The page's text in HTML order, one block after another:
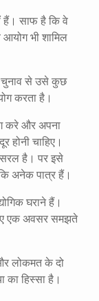
हैं। साफ है कि वे
आयोग भी शामिल
चुनाव से उसे कुछ
करता है।
करे और अपना
होनी चाहिए।
सरल है। पर इसे
अनेक पात्र हैं।
घराने हैं।
एक अवसर समझते
लोकमत के दो
का हिस्सा है।